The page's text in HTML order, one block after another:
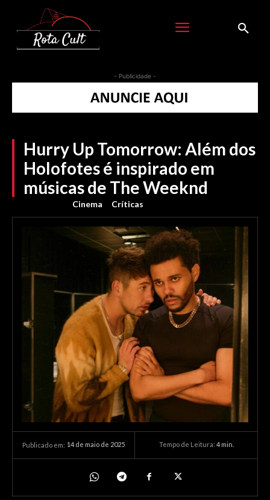
- Publicidade -
Hurry Up Tomorrow: Além dos
Holofotes é inspirado em
músicas de The Weeknd
Cinema Críticas
Publicado em: 14 de maio de 2025 Tempo de Leitura: 4min.